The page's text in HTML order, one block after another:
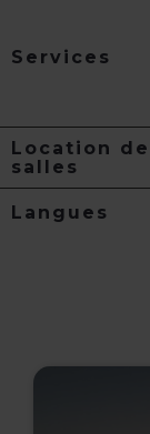
Services
Location de
salles
Langues